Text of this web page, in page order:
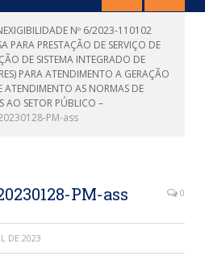
Nº 6/2023-110102
PARA PRESTAÇÃO DE SERVIÇO DE
DE SISTEMA INTEGRADO DE
PARA ATENDIMENTO A GERAÇÃO
AS NORMAS DE
AO SETOR PÚBLICO –
PM-ass
PM-ass 0
DE 2023